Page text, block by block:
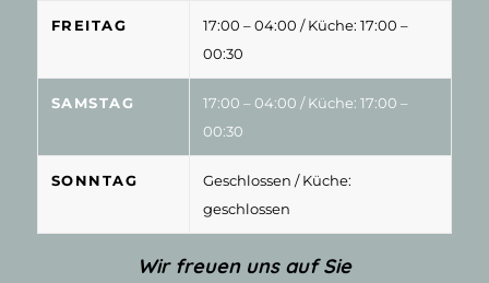
FREITAG 17:00 – 04:00 / Küche: 17:00 –
00:30
SAMSTAG 17:00 – 04:00 / Küche: 17:00 –
00:30
SONNTAG Geschlossen / Küche:
geschlossen
Wir freuen uns auf Sie